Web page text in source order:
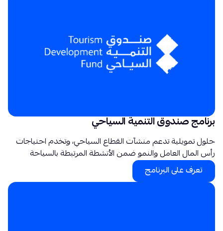
برنامج صندوق التنمية السياحي
حلول تمويلية تدعم منشآت القطاع السياحي، وتخدم احتياجات
رأس المال العامل والنمو ضمن الأنشطة المرتبطة بالسياحة
تعرف على البرنامج